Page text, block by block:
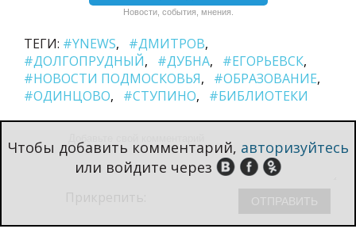
Новости, события, мнения.
ТЕГИ: #YNEWS
#ДМИТРОВ
#ДОЛГОПРУДНЫЙ
#ДУБНА
#ЕГОРЬЕВСК
#НОВОСТИ ПОДМОСКОВЬЯ
#ОБРАЗОВАНИЕ
#ОДИНЦОВО
#СТУПИНО #БИБЛИОТЕКИ
Чтобы добавить комментарий, авторизуйтесь
или войдите через